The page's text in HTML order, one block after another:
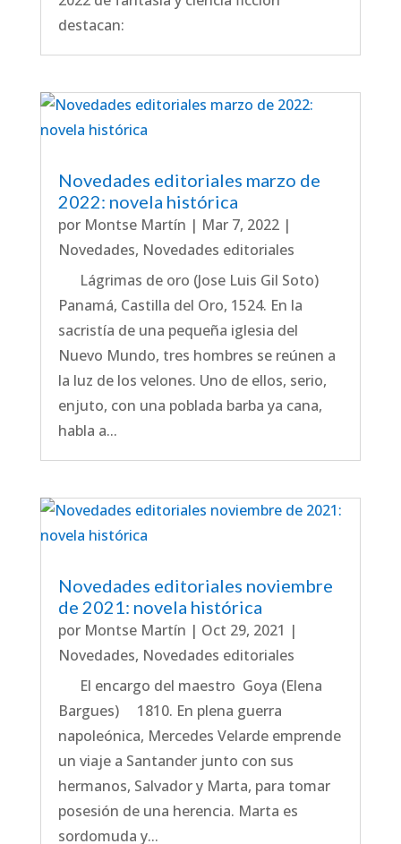
destacan:
Novedades editoriales marzo de
2022: novela histórica
por Montse Martín | Mar 7, 2022|
Novedades, Novedades editoriales
Lágrimas de oro (Jose Luis Gil Soto)
Panamá, Castilla del Oro, 1524. En la
sacristía de una pequeña iglesia del
Nuevo Mundo, tres hombres se reúnen a
la luz de los velones. Uno de ellos, serio,
enjuto, con una poblada barba ya cana,
habla a...
Novedades editoriales noviembre
de 2021: novela histórica
por Montse Martín | Oct 29, 2021 |
Novedades, Novedades editoriales
El encargo del maestro Goya (Elena
Bargues) 1810. En plena guerra
napoleónica, Mercedes Velarde emprende
un viaje a Santander junto con sus
hermanos, Salvador y Marta, para tomar
posesión de una herencia. Marta es
sordomuda y...